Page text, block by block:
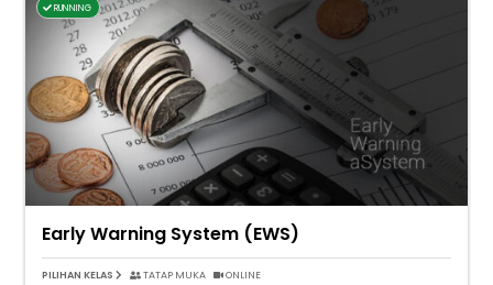
RUNNING
Early Warning System (EWS)
PILIHAN KELAS TATAP MUKA ONLINE